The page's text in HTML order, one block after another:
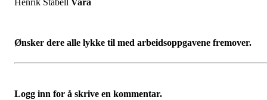
Henrik Stabell Vara
Ønsker dere alle lykke til med arbeidsoppgavene fremover.
Logg inn for å skrive en kommentar.